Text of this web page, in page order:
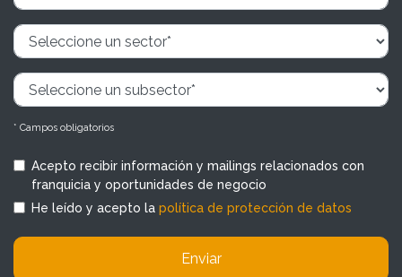
* Campos obligatorios
Acepto recibir información y mailings relacionados con
franquicia y oportunidades de negocio
He leído y acepto la política de protección de datos
Enviar